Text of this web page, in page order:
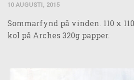
10 AUGUSTI, 2015
Sommarfynd på vinden. 110 x
kol på Arches 320g papper.